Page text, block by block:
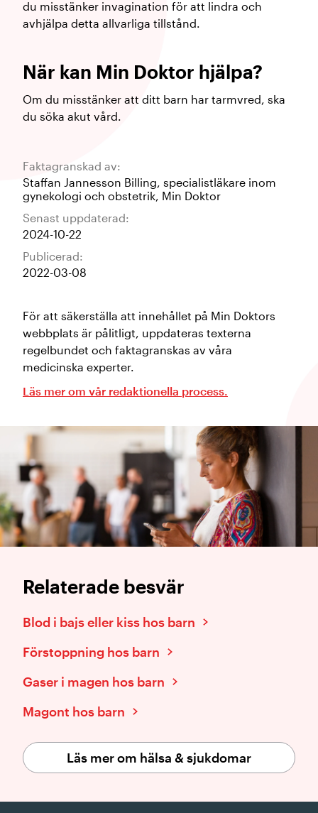
du misstänker invagination för att lindra och
avhjälpa detta allvarliga tillstånd.
När kan Min Doktor hjälpa?
Om du misstänker att ditt barn har tarmvred, ska
du söka akut vård.
Faktagranskad av:
Staffan Jannesson Billing, specialistläkare inom
gynekologi och obstetrik, Min Doktor
Senast uppdaterad:
2024-10-22
Publicerad:
2022-03-08
För att säkerställa att innehållet på Min Doktors
webbplats är pålitligt, uppdateras texterna
regelbundet och faktagranskas av våra
medicinska experter.
Läs mer om vår redaktionella process.
Relaterade besvär
Blod i bajs eller kiss hos barn
Förstoppning hos barn
Gaser i magen hos barn
Magont hos barn
Läs mer om hälsa & sjukdomar